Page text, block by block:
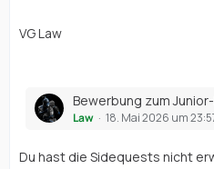
VG Law
Bewerbung zum
Law 18. Mai 2026 um
Du hast die Sidequests nicht